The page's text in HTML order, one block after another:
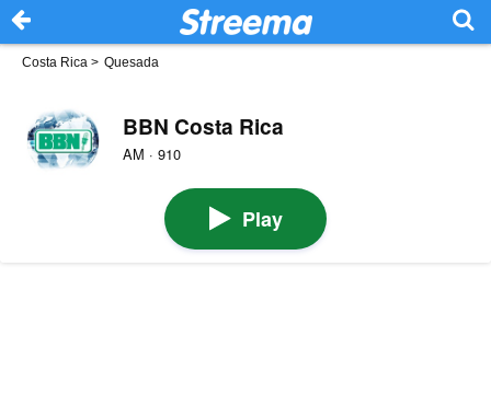
Costa Rica > Quesada
BBN Costa Rica
AM · 910
Play